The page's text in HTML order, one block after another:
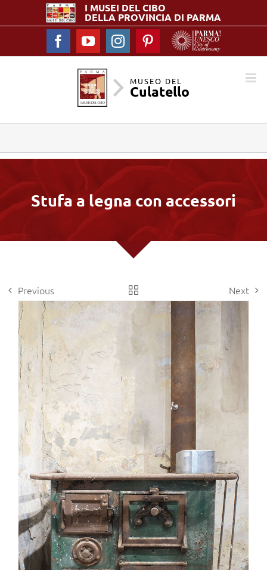
I MUSEI DELCIBO
DELLA PROVINCIA DI PARMA
FacebookYouTubeInstagramPinterest
MUSEO DEL
Culatello
Stufa a legna con accessori
Previous Next
View
Larger
Image